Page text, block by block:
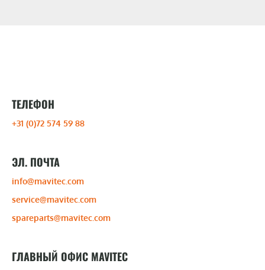
ТЕЛЕФОН
+31 (0)72 574 59 88
ЭЛ. ПОЧТА
info@mavitec.com
service@mavitec.com
spareparts@mavitec.com
ГЛАВНЫЙ ОФИС MAVITEC